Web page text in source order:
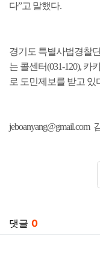
다”고 말했다.
경기도 특별사법경찰
는 콜센터(031-120), 카
로 도민제보를 받고 있
jeboanyang@gmail.com
댓글 0